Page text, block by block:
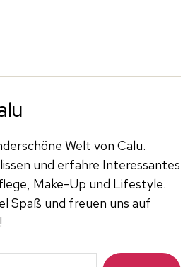
Welt von Calu.
und erfahre Interessantes
Make-Up und Lifestyle.
Spaß und freuen uns auf